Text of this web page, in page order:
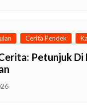
Cerita Pendek
Petunjuk Di